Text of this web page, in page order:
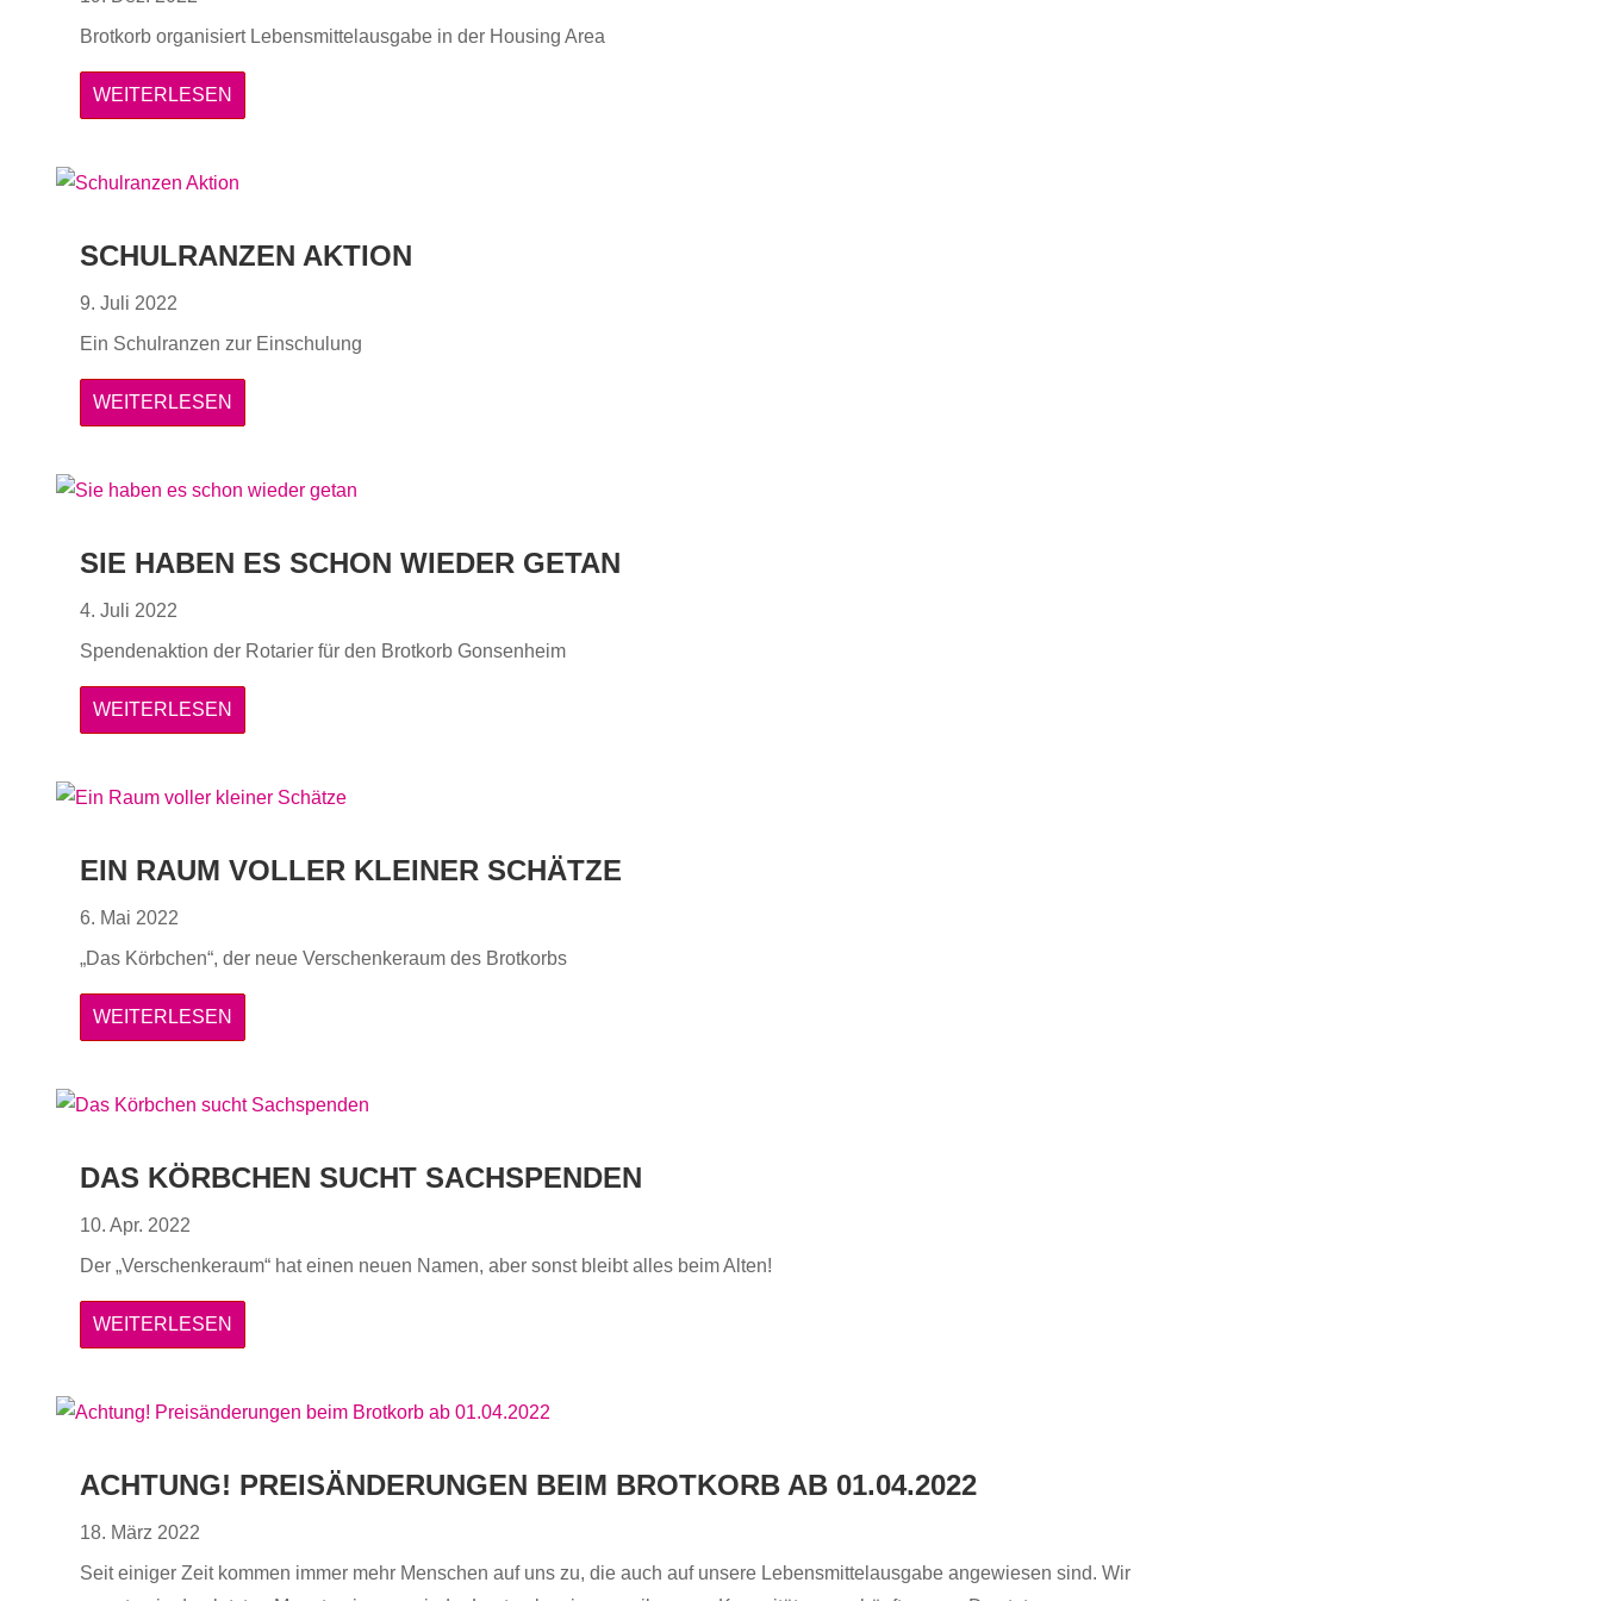
Brotkorb organisiert Lebensmittelausgabe in der Housing Area
WEITERLESEN
SCHULRANZEN AKTION
9. Juli 2022
Ein Schulranzen zur Einschulung
WEITERLESEN
SIE HABEN ES SCHON WIEDER GETAN
4. Juli 2022
Spendenaktion der Rotarier für den Brotkorb Gonsenheim
WEITERLESEN
EIN RAUM VOLLER KLEINER SCHÄTZE
6. Mai 2022
„Das Körbchen“, der neue Verschenkeraum des Brotkorbs
WEITERLESEN
DAS KÖRBCHEN SUCHT SACHSPENDEN
10. Apr. 2022
Der „Verschenkeraum“ hat einen neuen Namen, aber sonst bleibt alles beim Alten!
WEITERLESEN
ACHTUNG! PREISÄNDERUNGEN BEIM BROTKORB AB 01.04.2022
18. März 2022
Seit einiger Zeit kommen immer mehr Menschen auf uns zu, die auch auf unsere Lebensmittelausgabe angewiesen sind. Wir